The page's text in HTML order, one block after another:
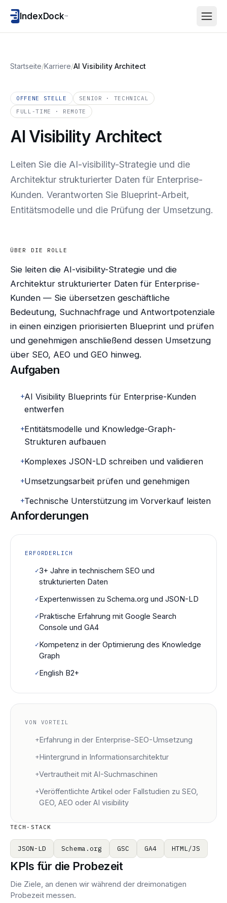
IndexDock™
Startseite/Karriere/AI Visibility Architect
OFFENE STELLE
SENIOR · TECHNICAL
FULL-TIME · REMOTE
AI Visibility Architect
Leiten Sie die AI-visibility-Strategie und die
Architektur strukturierter Daten für Enterprise-
Kunden. Verantworten Sie Blueprint-Arbeit,
Entitätsmodelle und die Prüfung der Umsetzung.
ÜBER DIE ROLLE
Sie leiten die AI-visibility-Strategie und die
Architektur strukturierter Daten für Enterprise-
Kunden — Sie übersetzen geschäftliche
Bedeutung, Suchnachfrage und Antwortpotenziale
in einen einzigen priorisierten Blueprint und prüfen
und genehmigen anschließend dessen Umsetzung
über SEO, AEO und GEO hinweg.
Aufgaben
+AI Visibility Blueprints für Enterprise-Kunden
entwerfen
+Entitätsmodelle und Knowledge-Graph-
Strukturen aufbauen
+Komplexes JSON-LD schreiben und validieren
+Umsetzungsarbeit prüfen und genehmigen
+Technische Unterstützung im Vorverkauf leisten
Anforderungen
ERFORDERLICH
✓3+ Jahre in technischem SEO und
strukturierten Daten
✓Expertenwissen zu Schema.org und JSON-LD
✓Praktische Erfahrung mit Google Search
Console und GA4
✓Kompetenz in der Optimierung des Knowledge
Graph
✓English B2+
VON VORTEIL
+Erfahrung in der Enterprise-SEO-Umsetzung
+Hintergrund in Informationsarchitektur
+Vertrautheit mit AI-Suchmaschinen
+Veröffentlichte Artikel oder Fallstudien zu SEO,
GEO, AEO oder AI visibility
TECH-STACK
JSON-LD Schema.org GSC GA4 HTML/JS
KPIs für die Probezeit
Die Ziele, an denen wir während der dreimonatigen
Probezeit messen.